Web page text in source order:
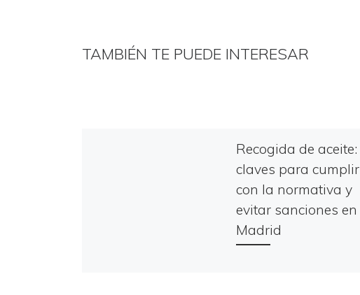
TAMBIÉN TE PUEDE INTERESAR
Recogida de aceite:
claves para cumplir
con la normativa y
evitar sanciones en
Madrid